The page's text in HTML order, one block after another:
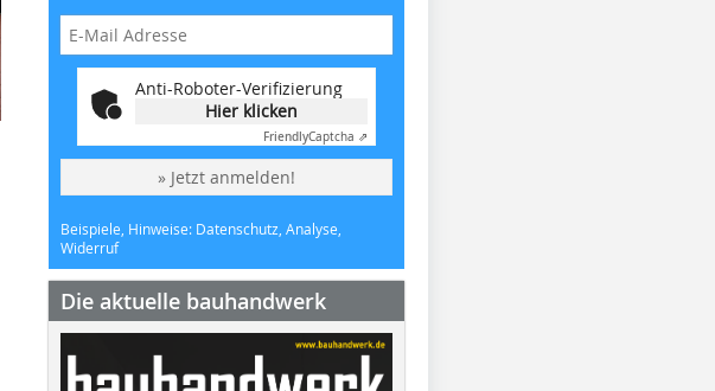
Anti-Roboter-Verifizierung
Hier klicken
FriendlyCaptcha ⇗
» Jetzt anmelden!
Beispiele, Hinweise: Datenschutz, Analyse,
Widerruf
Die aktuelle bauhandwerk